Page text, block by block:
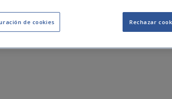
de cookies Rechazar